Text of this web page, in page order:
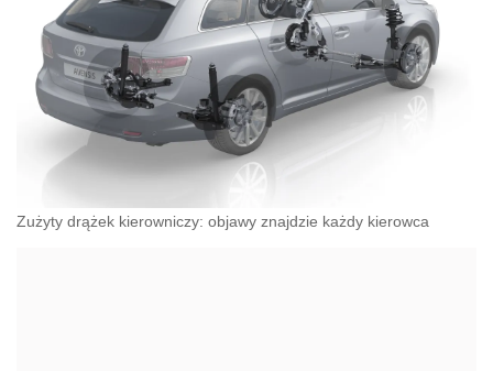
Zużyty drążek kierowniczy: objawy znajdzie każdy kierowca